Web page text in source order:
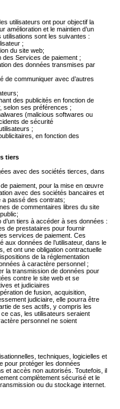
utilisateurs ont pour objectif la
amélioration et le maintien d’un
sont les suivantes :
;
du site web;
des Services de paiement ;
des données transmises par
de communiquer avec d’autres
des publicités en fonction de
selon ses préférences ;
(malicious softwares ou
de sécurité
;
en fonction des
tiers
avec des sociétés tierces, dans
paiement, pour la mise en œuvre
avec des sociétés bancaires et
a passé des contrats;
de commentaires libres du site
d’un tiers à accéder à ses données :
de prestataires pour fournir
services de paiement. Ces
aux données de l’utilisateur, dans le
et ont une obligation contractuelle
de la réglementation
à caractère personnel ;
la transmission de données pour
contre le site web et se
et judiciaires
de fusion, acquisition,
judiciaire, elle pourra être
de ses actifs, y compris les
cas, les utilisateurs seraient
personnel ne soient
techniques, logicielles et
pour protéger les données
et accès non autorisés. Toutefois, il
complètement sécurisé et le
ou du stockage internet.